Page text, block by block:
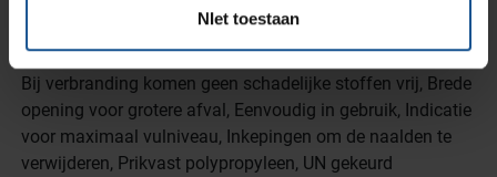
NIet toestaan
Voordelen
Bij verbranding komen geen schadelijke stoffen vrij, Brede
opening voor grotere afval, Eenvoudig in gebruik, Indicatie
voor maximaal vulniveau, Inkepingen om de naalden te
verwijderen, Prikvast polypropyleen, UN gekeurd